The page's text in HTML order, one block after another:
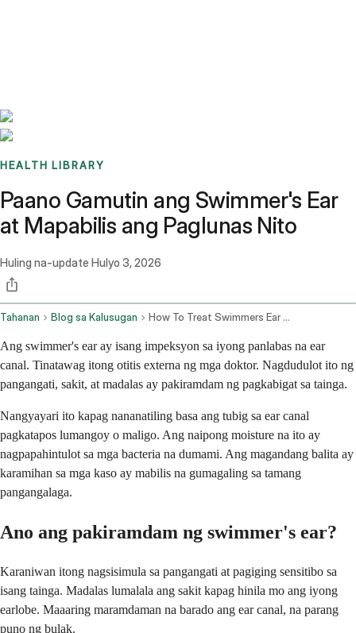
HEALTH LIBRARY
Paano Gamutin ang Swimmer's Ear
at Mapabilis ang Paglunas Nito
Huling na-update Hulyo 3, 2026
Tahanan Blog sa Kalusugan How To Treat Swimmers Ear And Clear It Up Fast
Ang swimmer's ear ay isang impeksyon sa iyong panlabas na ear
canal. Tinatawag itong otitis externa ng mga doktor. Nagdudulot ito ng
pangangati, sakit, at madalas ay pakiramdam ng pagkabigat sa tainga.
Nangyayari ito kapag nananatiling basa ang tubig sa ear canal
pagkatapos lumangoy o maligo. Ang naipong moisture na ito ay
nagpapahintulot sa mga bacteria na dumami. Ang magandang balita ay
karamihan sa mga kaso ay mabilis na gumagaling sa tamang
pangangalaga.
Ano ang pakiramdam ng swimmer's ear?
Karaniwan itong nagsisimula sa pangangati at pagiging sensitibo sa
isang tainga. Madalas lumalala ang sakit kapag hinila mo ang iyong
earlobe. Maaaring maramdaman na barado ang ear canal, na parang
puno ng bulak.